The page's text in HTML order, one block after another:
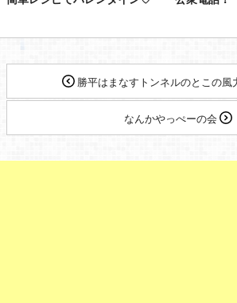
勝平はまなすトンネルのとこの風
なんかやっぺーの会